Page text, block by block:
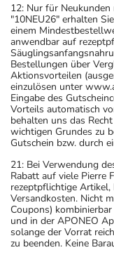
12: Nur für
"10NEU26" erhalten
einem
anwendbar auf
Bestellungen über
Aktionsvorteilen
einzulösen unter
Eingabe des
Vorteils automatisch
behalten uns das
wichtigen Grundes zu
Gutschein bzw. durch
21: Bei Verwendung
Rabatt auf viele Pierre
rezeptpflichtige
Versandkosten. Nicht
Coupons)
und in der APONEO
solange der Vorrat
zu beenden. Keine